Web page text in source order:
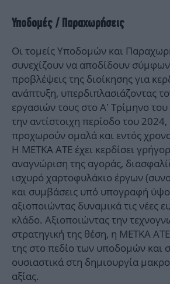
Υποδομές / Παραχωρήσεις
Οι τομείς Υποδομών και
συνεχίζουν να αποδίδουν
προβλέψεις της διοίκησης για
ανάπτυξη, υπερδιπλασιάζοντας
εργασιών τους στο Α’ Τρίμηνο
την αντίστοιχη περίοδο του
προχωρούν ομαλά και εντός
Η ΜΕΤΚΑ ΑΤΕ έχει κερδίσει
αναγνώριση της αγοράς,
ισχυρό χαρτοφυλάκιο έργων
και συμβάσεις υπό υπογραφή
αξιοποιώντας δυναμικά τις νέες
κλάδο. Αξιοποιώντας την
στρατηγική της θέση, η ΜΕΤΚΑ ΑΤΕ
της στο πεδίο των υποδομών και
ουσιαστικά στη δημιουργία
αξίας.